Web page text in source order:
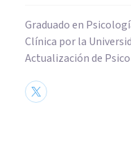
Graduado en
Clínica por la
Actualización de